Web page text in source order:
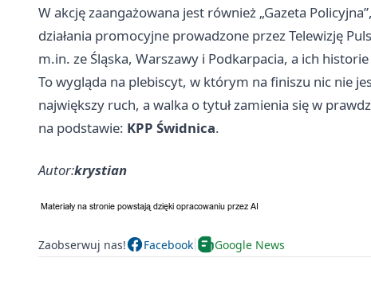
W akcję zaangażowana jest również „Gazeta
działania promocyjne prowadzone przez Telewizję
m.in. ze Śląska, Warszawy i Podkarpacia, a ich
To wygląda na plebiscyt, w którym na finiszu nic nie
największy ruch, a walka o tytuł zamienia się w
na podstawie: KPP Świdnica.
Autor:krystian
Zaobserwuj nas! Facebook Google News